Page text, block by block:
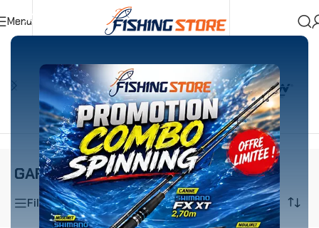
Menu
Accueil»GARBOLINO
GARBOLINO
Filtrer